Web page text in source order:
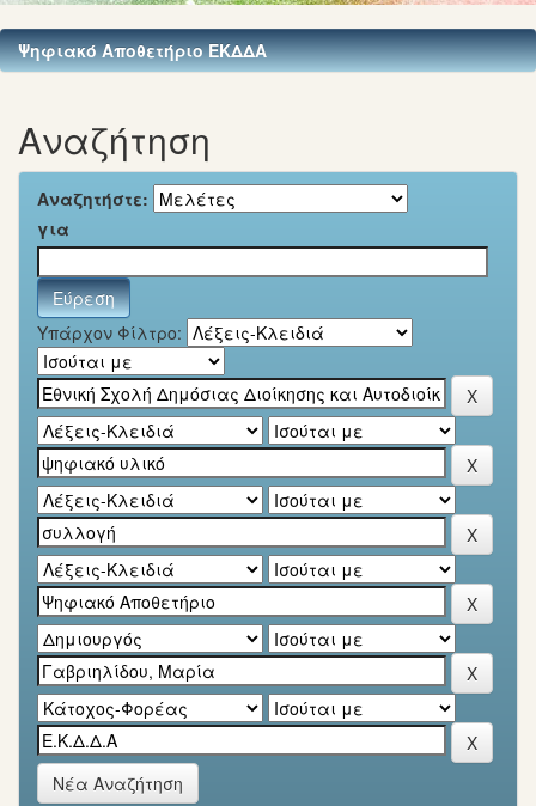
Ψηφιακό Αποθετήριο ΕΚΔΔΑ
Αναζήτηση
Αναζητήστε:
για
Υπάρχον Φίλτρο:
Νέα Αναζήτηση